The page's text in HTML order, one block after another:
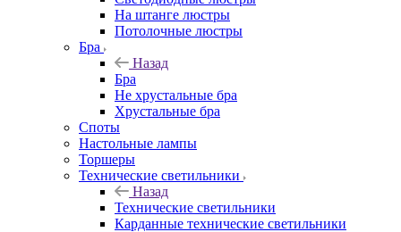
На штанге люстры
Потолочные люстры
Бра
Назад
Бра
Не хрустальные бра
Хрустальные бра
Споты
Настольные лампы
Торшеры
Технические светильники
Назад
Технические светильники
Карданные технические светильники